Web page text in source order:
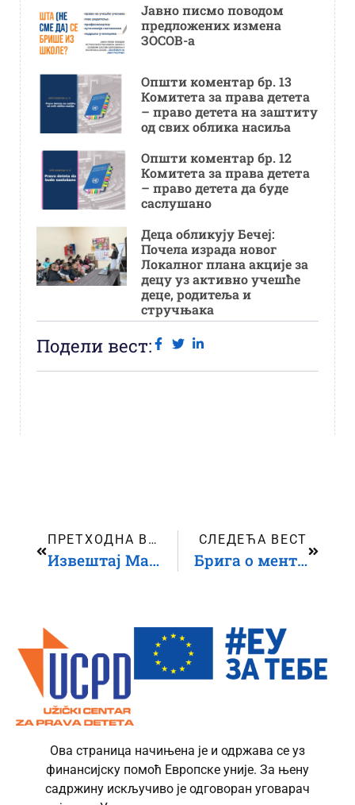
Јавно писмо поводом
предложених измена
ЗОСОВ-а
Општи коментар бр. 13
Комитета за права детета
– право детета на заштиту
од свих облика насиља
Општи коментар бр. 12
Комитета за права детета
– право детета да буде
саслушано
Деца обликују Бечеј:
Почела израда новог
Локалног плана акције за
децу уз активно учешће
деце, родитеља и
стручњака
Подели вест:
ПРЕТХОДНА ВЕСТ
Извештај Мапирање и анализе потреба организација цивилног друштва које раде са децом и за децу
СЛЕДЕЋА ВЕСТ
Брига о менталном здрављу код младих и ментална писменост
Ова страница начињена је и одржава се уз
финансијску помоћ Европске уније. За њену
садржину искључиво је одговоран уговарач